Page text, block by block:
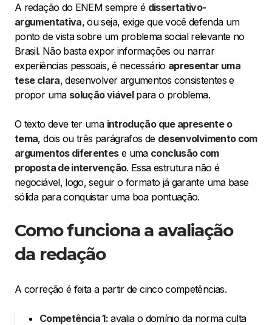
A redação do ENEM sempre é dissertativo-
argumentativa, ou seja, exige que você defenda um
ponto de vista sobre um problema social relevante no
Brasil. Não basta expor informações ou narrar
experiências pessoais, é necessário apresentar uma
tese clara, desenvolver argumentos consistentes e
propor uma solução viávelpara o problema.
O texto deve ter uma introdução que apresente o
tema, dois ou três parágrafos de desenvolvimento com
argumentos diferentese uma conclusão com
proposta de intervenção. Essa estrutura não é
negociável, logo, seguir o formato já garante uma base
sólida para conquistar uma boa pontuação.
Como funciona a avaliação
da redação
A correção é feita a partir de cinco competências.
Competência 1: avalia o domínio da norma culta